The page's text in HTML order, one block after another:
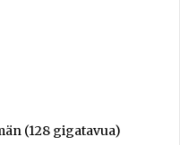
(128 gigatavua)